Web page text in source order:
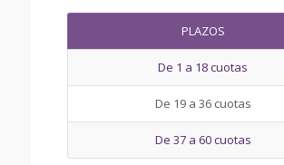
PLAZOS
De 1 a 18 cuotas
De 19 a 36 cuotas
De 37 a 60 cuotas